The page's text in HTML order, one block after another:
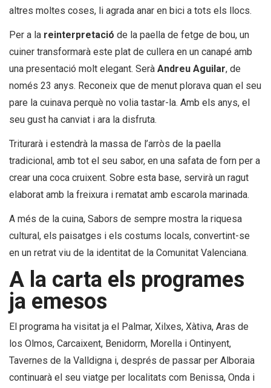
altres moltes coses, li agrada anar en bici a tots els llocs.
Per a la reinterpretació de la paella de fetge de bou, un
cuiner transformarà este plat de cullera en un canapé amb
una presentació molt elegant. Serà Andreu Aguilar, de
només 23 anys. Reconeix que de menut plorava quan el seu
pare la cuinava perquè no volia tastar-la. Amb els anys, el
seu gust ha canviat i ara la disfruta.
Triturarà i estendrà la massa de l’arròs de la paella
tradicional, amb tot el seu sabor, en una safata de forn per a
crear una coca cruixent. Sobre esta base, servirà un ragut
elaborat amb la freixura i rematat amb escarola marinada.
A més de la cuina, Sabors de sempre mostra la riquesa
cultural, els paisatges i els costums locals, convertint-se
en un retrat viu de la identitat de la Comunitat Valenciana.
A la carta els programes
ja emesos
El programa ha visitat ja el Palmar, Xilxes, Xàtiva, Aras de
los Olmos, Carcaixent, Benidorm, Morella i Ontinyent,
Tavernes de la Valldigna i, després de passar per Alboraia
continuarà el seu viatge per localitats com Benissa, Onda i